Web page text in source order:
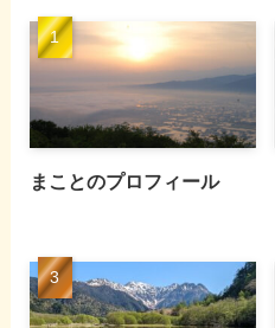
まことのプロフィール